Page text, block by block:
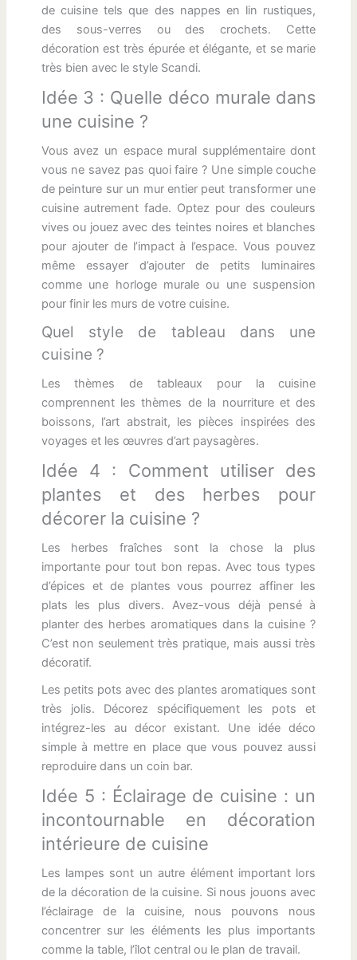
de cuisine tels que des nappes en lin rustiques,
des sous-verres ou des crochets. Cette
décoration est très épurée et élégante, et se marie
très bien avec le style Scandi.
Idée 3 : Quelle déco murale dans
une cuisine ?
Vous avez un espace mural supplémentaire dont
vous ne savez pas quoi faire ? Une simple couche
de peinture sur un mur entier peut transformer une
cuisine autrement fade. Optez pour des couleurs
vives ou jouez avec des teintes noires et blanches
pour ajouter de l’impact à l’espace. Vous pouvez
même essayer d’ajouter de petits luminaires
comme une horloge murale ou une suspension
pour finir les murs de votre cuisine.
Quel style de tableau dans une
cuisine ?
Les thèmes de tableaux pour la cuisine
comprennent les thèmes de la nourriture et des
boissons, l’art abstrait, les pièces inspirées des
voyages et les œuvres d’art paysagères.
Idée 4 : Comment utiliser des
plantes et des herbes pour
décorer la cuisine ?
Les herbes fraîches sont la chose la plus
importante pour tout bon repas. Avec tous types
d’épices et de plantes vous pourrez affiner les
plats les plus divers. Avez-vous déjà pensé à
planter des herbes aromatiques dans la cuisine ?
C’est non seulement très pratique, mais aussi très
décoratif.
Les petits pots avec des plantes aromatiques sont
très jolis. Décorez spécifiquement les pots et
intégrez-les au décor existant. Une idée déco
simple à mettre en place que vous pouvez aussi
reproduire dans un coin bar.
Idée 5 : Éclairage de cuisine : un
incontournable en décoration
intérieure de cuisine
Les lampes sont un autre élément important lors
de la décoration de la cuisine. Si nous jouons avec
l’éclairage de la cuisine, nous pouvons nous
concentrer sur les éléments les plus importants
comme la table, l’îlot central ou le plan de travail.